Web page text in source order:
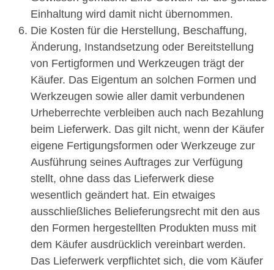
Einhaltung wird damit nicht übernommen.
Die Kosten für die Herstellung, Beschaffung,
Änderung, Instandsetzung oder Bereitstellung
von Fertigformen und Werkzeugen trägt der
Käufer. Das Eigentum an solchen Formen und
Werkzeugen sowie aller damit verbundenen
Urheberrechte verbleiben auch nach Bezahlung
beim Lieferwerk. Das gilt nicht, wenn der Käufer
eigene Fertigungsformen oder Werkzeuge zur
Ausführung seines Auftrages zur Verfügung
stellt, ohne dass das Lieferwerk diese
wesentlich geändert hat. Ein etwaiges
ausschließliches Belieferungsrecht mit den aus
den Formen hergestellten Produkten muss mit
dem Käufer ausdrücklich vereinbart werden.
Das Lieferwerk verpflichtet sich, die vom Käufer